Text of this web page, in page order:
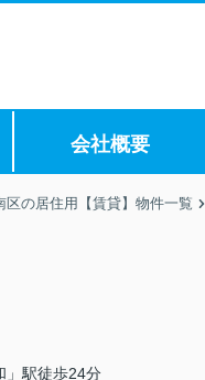
会社概要
区の居住用【賃貸】物件一覧
」駅徒歩24分